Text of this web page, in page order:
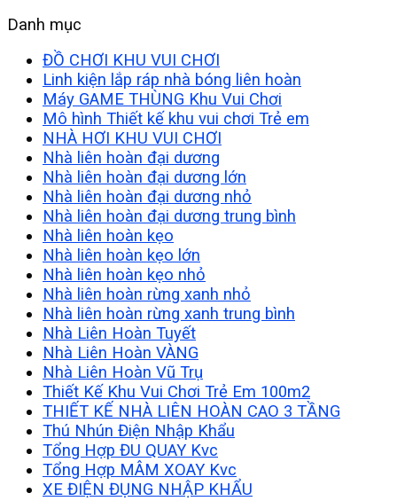
Danh mục
ĐỒ CHƠI KHU VUI CHƠI
Linh kiện lắp ráp nhà bóng liên hoàn
Máy GAME THÙNG Khu Vui Chơi
Mô hình Thiết kế khu vui chơi Trẻ em
NHÀ HƠI KHU VUI CHƠI
Nhà liên hoàn đại dương
Nhà liên hoàn đại dương lớn
Nhà liên hoàn đại dương nhỏ
Nhà liên hoàn đại dương trung bình
Nhà liên hoàn kẹo
Nhà liên hoàn kẹo lớn
Nhà liên hoàn kẹo nhỏ
Nhà liên hoàn rừng xanh nhỏ
Nhà liên hoàn rừng xanh trung bình
Nhà Liên Hoàn Tuyết
Nhà Liên Hoàn VÀNG
Nhà Liên Hoàn Vũ Trụ
Thiết Kế Khu Vui Chơi Trẻ Em 100m2
THIẾT KẾ NHÀ LIÊN HOÀN CAO 3 TẦNG
Thú Nhún Điện Nhập Khẩu
Tổng Hợp ĐU QUAY Kvc
Tổng Hợp MÂM XOAY Kvc
XE ĐIỆN ĐỤNG NHẬP KHẨU